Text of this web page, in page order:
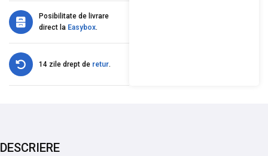
Posibilitate de livrare
direct la Easybox.
14 zile drept de retur.
DESCRIERE